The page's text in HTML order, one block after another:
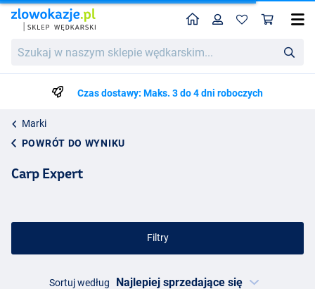
w
wędkarskim...
HomeProfil
Czas dostawy: Maks. 3 do 4 dni roboczych
Marki
POWRÓT DO WYNIKU
Carp Expert
Filtry
Sortuj według